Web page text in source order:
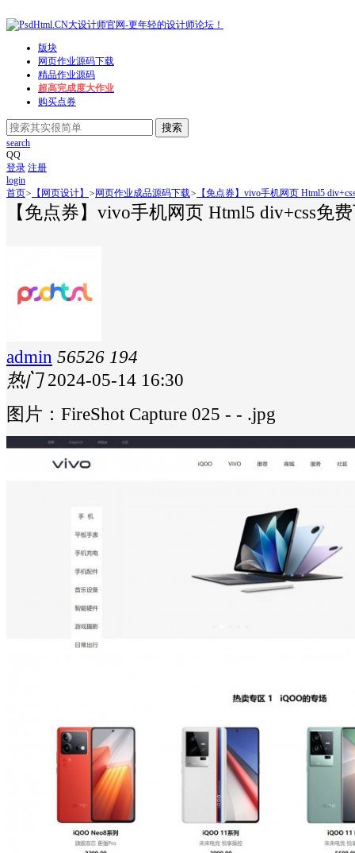
版块
网页作业源码下载
精品作业源码
超高完成度大作业
购买点券
搜索
search
QQ
登录 注册
login
首页> 【网页设计】 > 网页作业成品源码下载> 【免点券】vivo手机网页 Html5
【免点券】vivo手机网页 Html5 div+css免
admin 56526 194
热门 2024-05-14 16:30
图片：FireShot Capture 025 - - .jpg